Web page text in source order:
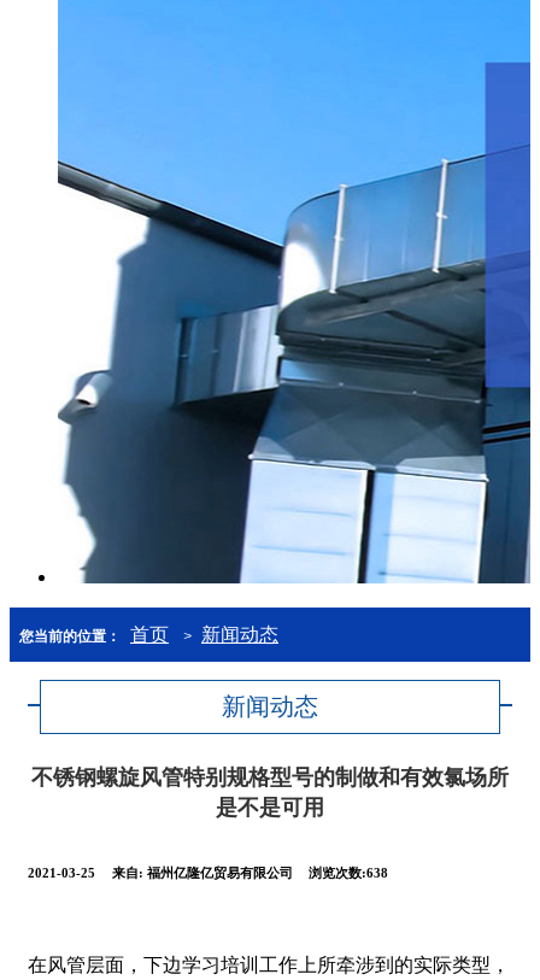
您当前的位置： 首页 > 新闻动态
新闻动态
不锈钢螺旋风管特别规格型号的制做和有效氯场所
是不是可用
2021-03-25 来自: 福州亿隆亿贸易有限公司 浏览次数:638
在风管层面，下边学习培训工作上所牵涉到的实际类型，